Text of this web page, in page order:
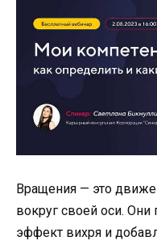
Вращения — это
вокруг своей оси.
эффект вихря и